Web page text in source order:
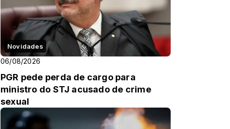
Novidades
06/08/2026
PGR pede perda de cargo para
ministro do STJ acusado de crime
sexual